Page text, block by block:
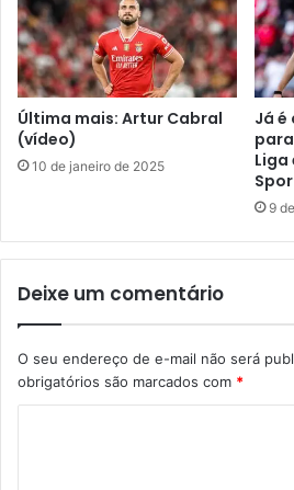
Última mais: Artur Cabral
(vídeo)
10 de janeiro de 2025
Já
Liga
9
Deixe um comentário
O seu endereço de e-mail não será
obrigatórios são marcados com *